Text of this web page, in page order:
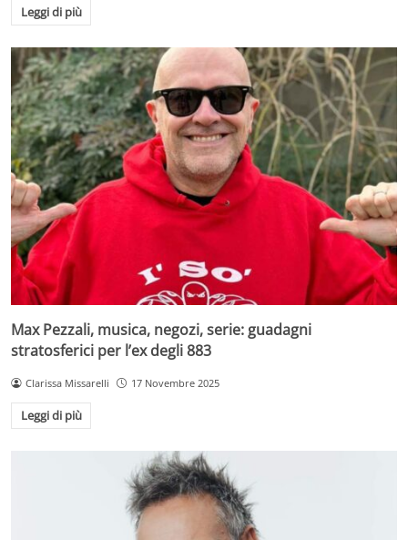
Leggi di più
Max Pezzali, musica, negozi, serie: guadagni
stratosferici per l’ex degli 883
Clarissa Missarelli 17 Novembre 2025
Leggi di più